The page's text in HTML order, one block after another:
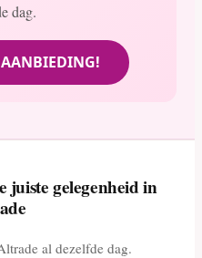
dag.
juiste gelegenheid in
al dezelfde dag.